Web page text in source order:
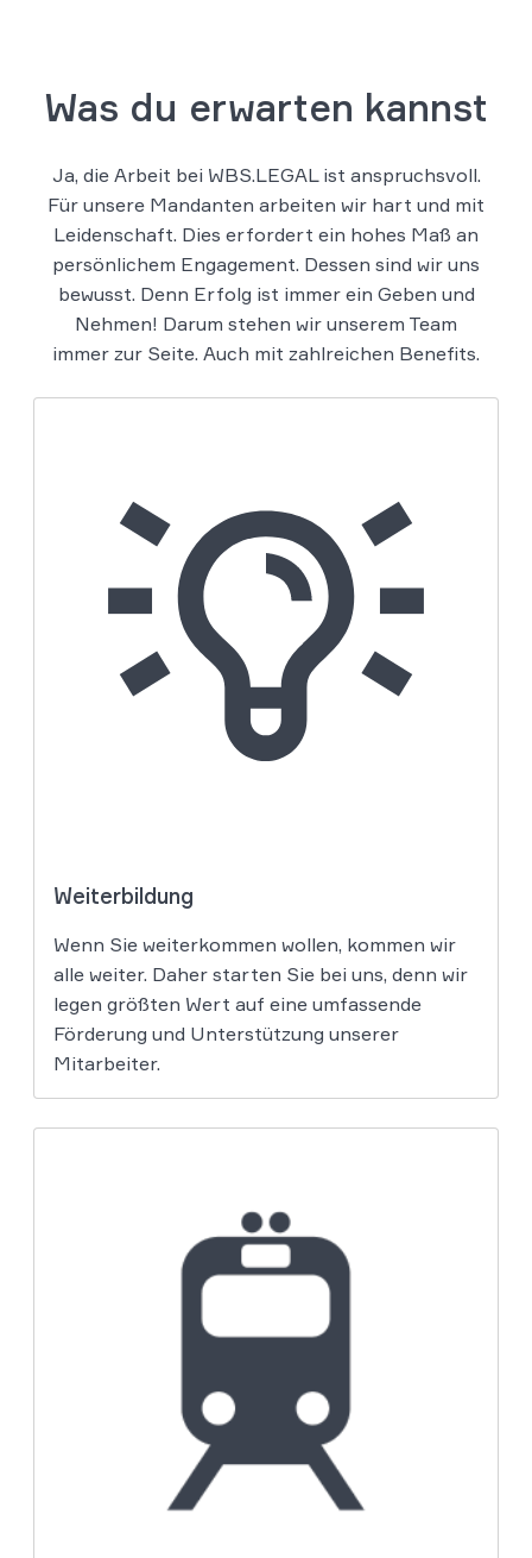
Was du erwarten kannst
Ja, die Arbeit bei WBS.LEGAL ist anspruchsvoll.
Für unsere Mandanten arbeiten wir hart und mit
Leidenschaft. Dies erfordert ein hohes Maß an
persönlichem Engagement. Dessen sind wir uns
bewusst. Denn Erfolg ist immer ein Geben und
Nehmen! Darum stehen wir unserem Team
immer zur Seite. Auch mit zahlreichen Benefits.
Weiterbildung
Wenn Sie weiterkommen wollen, kommen wir
alle weiter. Daher starten Sie bei uns, denn wir
legen größten Wert auf eine umfassende
Förderung und Unterstützung unserer
Mitarbeiter.